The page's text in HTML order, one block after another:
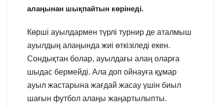
алаңынан шықпайтын көрінеді.
Көрші ауылдармен түрлі турнир де аталмыш
ауылдың алаңында жиі өткізіледі екен.
Сондықтан болар, ауылдағы алаң оларға
шыдас бермейді. Ала доп ойнауға құмар
ауыл жастарына жағдай жасау үшін биыл
шағын футбол алаңы жаңартылыпты.